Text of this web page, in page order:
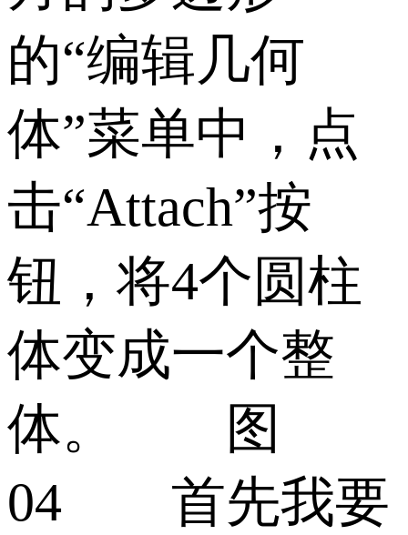
的“编辑几何
体”菜单中，点
击“Attach”按
钮，将4个圆柱
体变成一个整
体。 图
04 首先我要